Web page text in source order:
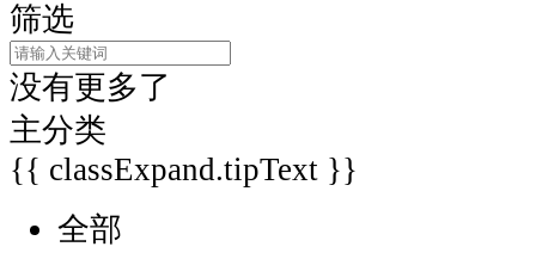
筛选
没有更多了
主分类
{{ classExpand.tipText }}
全部